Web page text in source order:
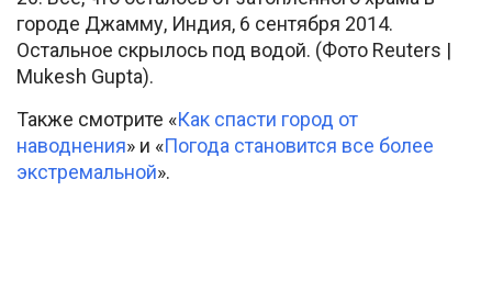
городе Джамму, Индия, 6 сентября 2014.
Остальное скрылось под водой. (Фото Reuters |
Mukesh Gupta).
Также смотрите «Как спасти город от
наводнения» и «Погода становится все более
экстремальной».